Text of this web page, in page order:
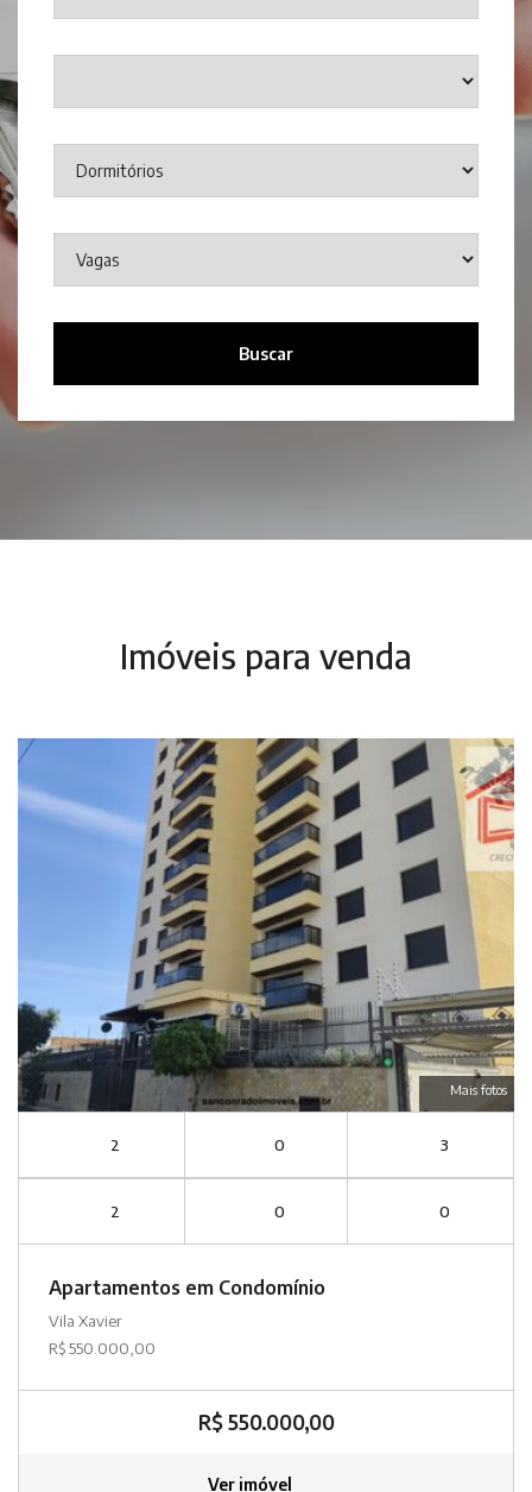
Buscar
Imóveis para venda
Mais fotos
2 0 3
2 0 0
Apartamentos em Condomínio
Vila Xavier
R$ 550.000,00
R$ 550.000,00
Ver imóvel